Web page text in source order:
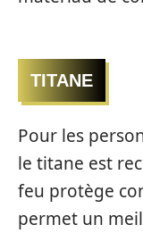
TITANE
Pour les
le titane est
feu protège
permet un